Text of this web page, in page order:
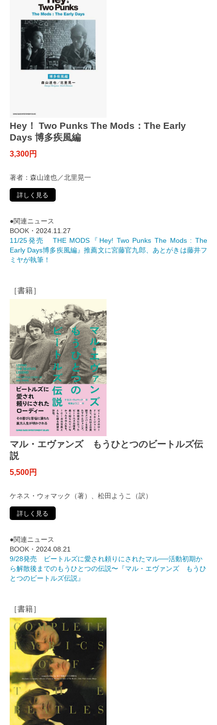
Hey！ Two Punks The Mods：The Early
Days 博多疾風編
3,300円
著者：森山達也／北里晃一
詳しく見る
●関連ニュース
BOOK・ 2024.11.27
11/25発売 THE MODS『Hey! Two Punks The Mods : The
Early Days博多疾風編』推薦文に宮藤官九郎、あとがきは藤井フ
ミヤが執筆！
［書籍］
マル・エヴァンズ もうひとつのビートルズ伝
説
5,500円
ケネス・ウォマック（著）、松田ようこ（訳）
詳しく見る
●関連ニュース
BOOK・ 2024.08.21
9/28発売 ビートルズに愛され頼りにされたマル──活動初期か
ら解散後までのもうひとつの伝説〜『マル・エヴァンズ もうひ
とつのビートルズ伝説』
［書籍］